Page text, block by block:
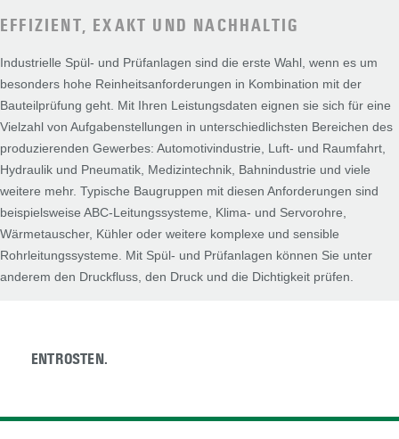
EFFIZIENT, EXAKT UND NACHHALTIG
Industrielle Spül- und Prüfanlagen sind die erste Wahl, wenn es um
besonders hohe Reinheitsanforderungen in Kombination mit der
Bauteilprüfung geht. Mit Ihren Leistungsdaten eignen sie sich für eine
Vielzahl von Aufgabenstellungen in unterschiedlichsten Bereichen des
produzierenden Gewerbes: Automotivindustrie, Luft- und Raumfahrt,
Hydraulik und Pneumatik, Medizintechnik, Bahnindustrie und viele
weitere mehr. Typische Baugruppen mit diesen Anforderungen sind
beispielsweise ABC-Leitungssysteme, Klima- und Servorohre,
Wärmetauscher, Kühler oder weitere komplexe und sensible
Rohrleitungssysteme. Mit Spül- und Prüfanlagen können Sie unter
anderem den Druckfluss, den Druck und die Dichtigkeit prüfen.
ENTROSTEN.
ENTROSTEN.